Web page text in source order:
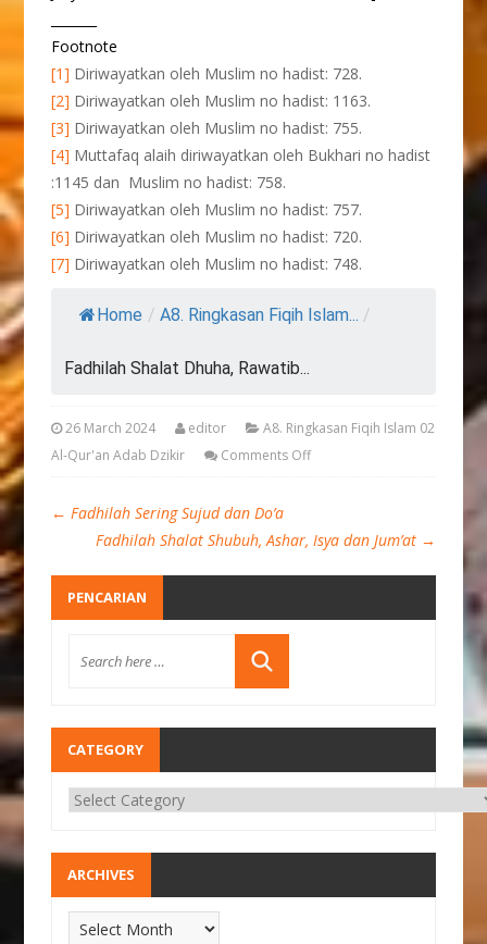
Footnote
[1] Diriwayatkan oleh Muslim no hadist: 728.
[2] Diriwayatkan oleh Muslim no hadist: 1163.
[3] Diriwayatkan oleh Muslim no hadist: 755.
[4] Muttafaq alaih diriwayatkan oleh Bukhari no hadist
:1145 dan Muslim no hadist: 758.
[5] Diriwayatkan oleh Muslim no hadist: 757.
[6] Diriwayatkan oleh Muslim no hadist: 720.
[7] Diriwayatkan oleh Muslim no hadist: 748.
Home / A8. Ringkasan Fiqih Islam... /
Fadhilah Shalat Dhuha, Rawatib...
26 March 2024 editor
A8. Ringkasan Fiqih Islam 02
Al-Qur'an Adab Dzikir
Comments Off
← Fadhilah Sering Sujud dan Do’a
Fadhilah Shalat Shubuh, Ashar, Isya dan Jum’at →
PENCARIAN
CATEGORY
ARCHIVES